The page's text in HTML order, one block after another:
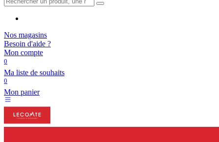
Nos magasins
Besoin d'aide ?
Mon compte
0
Ma liste de souhaits
0
Mon panier